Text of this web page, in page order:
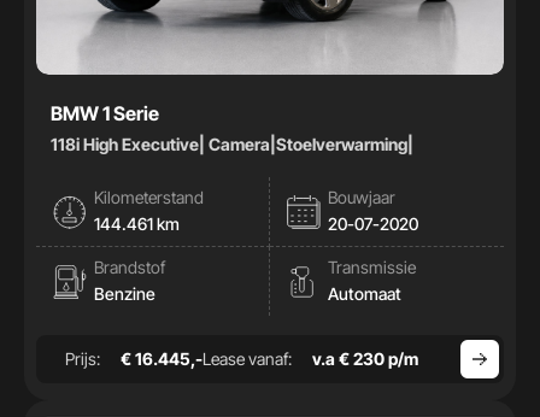
BMW 1 Serie
118i High Executive| Camera|Stoelverwarming|
Kilometerstand
144.461 km
Bouwjaar
20-07-2020
Brandstof
Benzine
Transmissie
Automaat
Prijs: € 16.445,-Lease vanaf: v.a € 230 p/m